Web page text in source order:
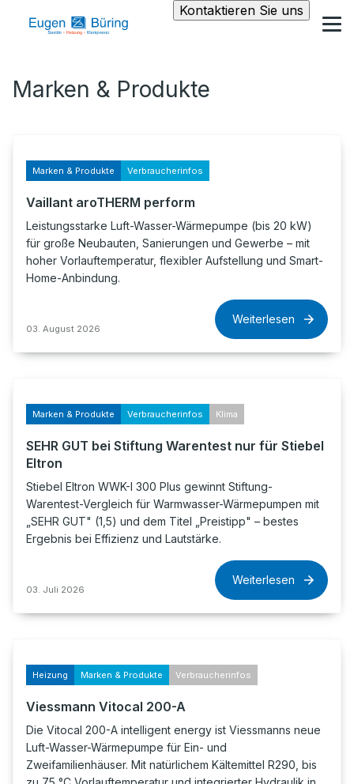
Kontaktieren Sie uns
Marken & Produkte
Marken & Produkte Verbraucherinfos
Vaillant aroTHERM perform
Leistungsstarke Luft-Wasser-Wärmepumpe (bis 20 kW)
für große Neubauten, Sanierungen und Gewerbe – mit
hoher Vorlauftemperatur, flexibler Aufstellung und Smart-
Home-Anbindung.
03. August 2026
Weiterlesen
Marken & Produkte Verbraucherinfos Klima
SEHR GUT bei Stiftung Warentest nur für Stiebel
Eltron
Stiebel Eltron WWK-I 300 Plus gewinnt Stiftung-
Warentest-Vergleich für Warmwasser-Wärmepumpen mit
„SEHR GUT" (1,5) und dem Titel „Preistipp" – bestes
Ergebnis bei Effizienz und Lautstärke.
03. Juli 2026
Weiterlesen
Heizung Marken & Produkte Verbraucherinfos
Viessmann Vitocal 200-A
Die Vitocal 200-A intelligent energy ist Viessmanns neue
Luft-Wasser-Wärmepumpe für Ein- und
Zweifamilienhäuser. Mit natürlichem Kältemittel R290, bis